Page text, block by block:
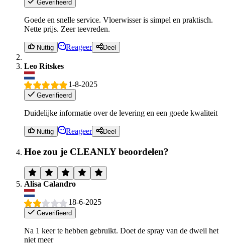
Geverifieerd
Goede en snelle service. Vloerwisser is simpel en praktisch.
Nette prijs. Zeer teevreden.
Nuttig Reageer Deel
Leo Ritskes
1-8-2025
Geverifieerd
Duidelijke informatie over de levering en een goede kwaliteit
Nuttig Reageer Deel
Hoe zou je CLEANLY beoordelen?
Alisa Calandro
18-6-2025
Geverifieerd
Na 1 keer te hebben gebruikt. Doet de spray van de dweil het
niet meer